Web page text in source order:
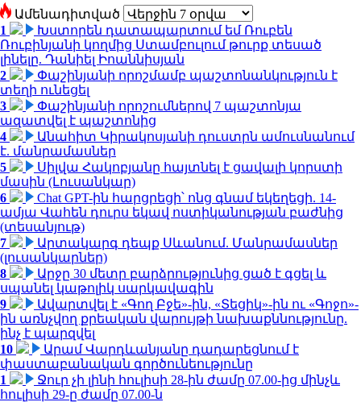
Ամենադիտված
1
Խստորեն դատապարտում եմ Ռուբեն
Ռուբինյանի կողմից Ստամբուլում թուրք տեսած
լինելը. Դանիել Իոաննիսյան
2
Փաշինյանի որոշմամբ պաշտոնանկություն է
տեղի ունեցել
3
Փաշինյանի որոշումներով 7 պաշտոնյա
ազատվել է պաշտոնից
4
Անահիտ Կիրակոսյանի դուստրն ամուսնանում
է. մանրամասներ
5
Սիլվա Հակոբյանը հայտնել է ցավալի կորստի
մասին (Լուսանկար)
6
Chat GPT-ին հարցրեցի՝ ոնց գնամ եկեղեցի. 14-
ամյա Վահեն դուրս եկավ ոստիկանության բաժնից
(տեսանյութ)
7
Արտակարգ դեպք Սևանում. Մանրամասներ
(լուսանկարներ)
8
Արջը 30 մետր բարձրությունից ցած է գցել և
սպանել կաթոլիկ սարկավագին
9
Ավարտվել է «Գող Բջե»-ին, «Տեցիկ»-ին ու «Գոջո»-
ին առնչվող քրեական վարույթի նախաքննությունը.
ինչ է պարզվել
10
Արամ Վարդևանյանը դադարեցնում է
փաստաբանական գործունեությունը
1
Ջուր չի լինի հուլիսի 28-ին ժամը 07.00-ից մինչև
հուլիսի 29-ը ժամը 07.00-ն